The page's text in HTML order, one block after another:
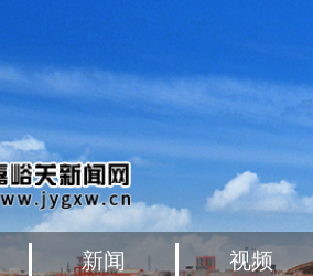
新闻 视频